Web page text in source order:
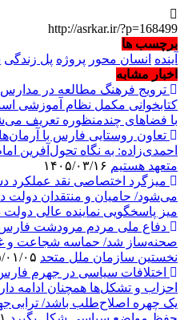
http://asrkar.ir/?p=168499
برچسب ها
آینده انسان محور پروژه پل زندگی
اخبار مشابه
ترویج فرهنگ مطالعه در
کتابخوانی مکمل نظام آموزشی
با فضاهای چندمنظوره تعریف
تعاون روستایی فارس با
احمدی‌زاده: به نگاه تحول‌آفرین
متعهد هستیم
میزگرد اختصاصی نقد عملکرد
می‌شود/ حامیان و منتقدان
میز پاسخگویی نماینده عالی
دفاع ملی مردم مرودشت فارس
صحنه‌ساز شد/ حماسه شجاعت و
نخستین سازمان ملل متحد
اختلافات سیاسی در جهرم
احزاب و تشکل‌ها همچنان ادامه
یک چهره اصلاح‌طلب باشد/